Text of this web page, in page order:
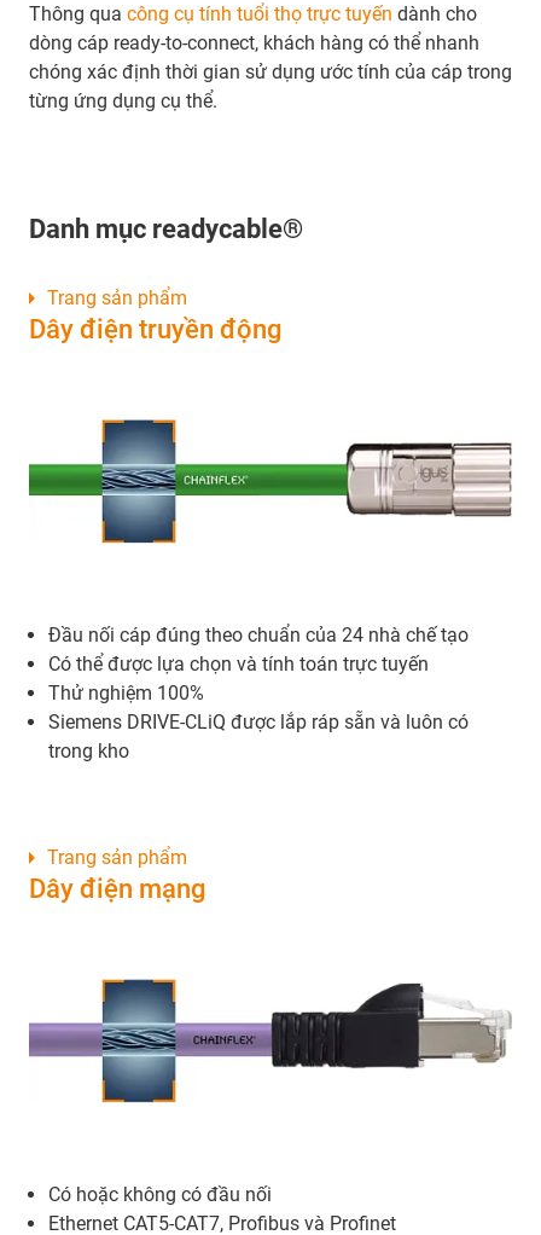
Thông qua công cụ tính tuổi thọ trực tuyến dành cho
dòng cáp ready-to-connect, khách hàng có thể nhanh
chóng xác định thời gian sử dụng ước tính của cáp trong
từng ứng dụng cụ thể.
Danh mục readycable®
Dây điện truyền động
Đầu nối cáp đúng theo chuẩn của 24 nhà chế tạo
Có thể được lựa chọn và tính toán trực tuyến
Thử nghiệm 100%
Siemens DRIVE-CLiQ được lắp ráp sẵn và luôn có
trong kho
Trang sản phẩm
Dây điện mạng
Có hoặc không có đầu nối
Ethernet CAT5-CAT7, Profibus và Profinet
Trang sản phẩm